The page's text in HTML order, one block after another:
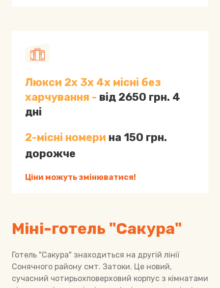
Люкси 2х 3х 4х місні без
харчування - від 2650 грн. 4
дні
2-місні номери на 150 грн.
дорожче
Ціни можуть змінюватися!
Міні-готель "Сакура"
Готель "Сакура" знаходиться на другій лінії
Сонячного району смт. Затоки. Це новий,
сучасний чотирьохповерховий корпус з кімнатами